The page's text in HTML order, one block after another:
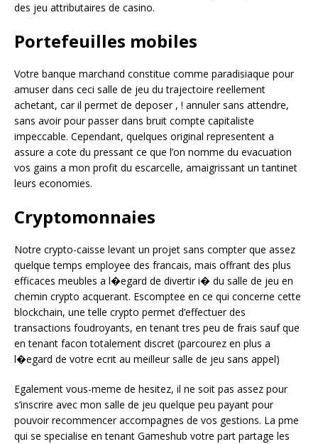
des jeu attributaires de casino.
Portefeuilles mobiles
Votre banque marchand constitue comme paradisiaque pour
amuser dans ceci salle de jeu du trajectoire reellement
achetant, car il permet de deposer , ! annuler sans attendre,
sans avoir pour passer dans bruit compte capitaliste
impeccable. Cependant, quelques original representent a
assure a cote du pressant ce que l’on nomme du evacuation
vos gains a mon profit du escarcelle, amaigrissant un tantinet
leurs economies.
Cryptomonnaies
Notre crypto-caisse levant un projet sans compter que assez
quelque temps employee des francais, mais offrant des plus
efficaces meubles a l�egard de divertir i� du salle de jeu en
chemin crypto acquerant. Escomptee en ce qui concerne cette
blockchain, une telle crypto permet d’effectuer des
transactions foudroyants, en tenant tres peu de frais sauf que
en tenant facon totalement discret (parcourez en plus a
l�egard de votre ecrit au meilleur salle de jeu sans appel)
Egalement vous-meme de hesitez, il ne soit pas assez pour
s’inscrire avec mon salle de jeu quelque peu payant pour
pouvoir recommencer accompagnes de vos gestions. La pme
qui se specialise en tenant Gameshub votre part partage les